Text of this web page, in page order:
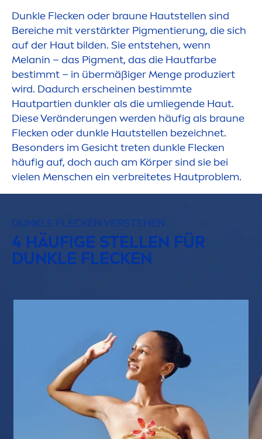
Dunkle Flecken oder braune Hautstellen sind
Bereiche mit verstärkter Pigmentierung, die sich
auf der Haut bilden. Sie entstehen, wenn
Melanin – das Pigment, das die Hautfarbe
bestimmt – in übermäßigerMenge produziert
wird. Dadurch erscheinen bestimmte
Hautpartien dunkler als die umliegende Haut.
Diese Veränderungen werden häufig als braune
Flecken oder dunkle Hautstellen bezeichnet.
Besonders im Gesicht treten dunkle Flecken
häufig auf, doch auch am Körper sind sie bei
vielen Menschen ein verbreitetes Hautproblem.
DUNKLE FLECKEN VERSTEHEN
4 HÄUFIGE STELLEN FÜR
DUNKLE FLECKEN